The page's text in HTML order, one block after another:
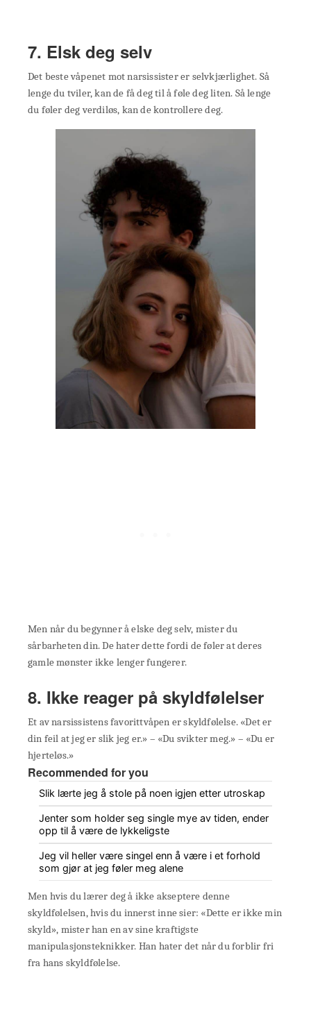
7. Elsk deg selv
Det beste våpenet mot narsissister er selvkjærlighet. Så
lenge du tviler, kan de få deg til å føle deg liten. Så lenge
du føler deg verdiløs, kan de kontrollere deg.
Men når du begynner å elske deg selv, mister du
sårbarheten din. De hater dette fordi de føler at deres
gamle mønster ikke lenger fungerer.
8. Ikke reager på skyldfølelser
Et av narsissistens favorittvåpen er skyldfølelse. «Det er
din feil at jeg er slik jeg er.» – «Du svikter meg.» – «Du er
hjerteløs.»
Recommended for you
Slik lærte jeg å stole på noen igjen etter utroskap
Jenter som holder seg single mye av tiden, ender
opp til å være de lykkeligste
Jeg vil heller være singel enn å være i et forhold
som gjør at jeg føler meg alene
Men hvis du lærer deg å ikke akseptere denne
skyldfølelsen, hvis du innerst inne sier: «Dette er ikke min
skyld», mister han en av sine kraftigste
manipulasjonsteknikker. Han hater det når du forblir fri
fra hans skyldfølelse.